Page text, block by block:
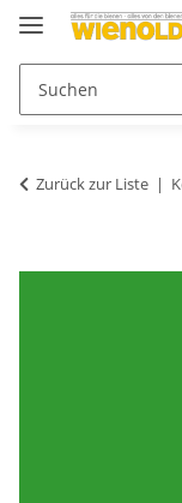
Zurück zur Liste